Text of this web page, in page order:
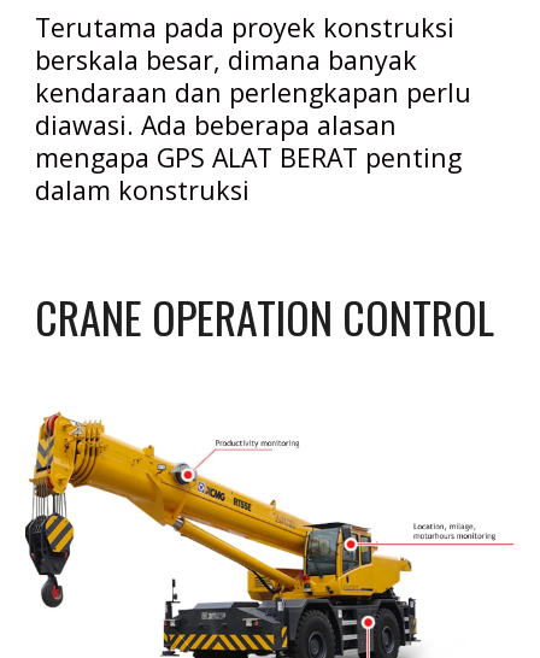
Terutama pada proyek konstruksi
berskala besar, dimana banyak
kendaraan dan perlengkapan perlu
diawasi. Ada beberapa alasan
mengapa GPS ALAT BERAT penting
dalam konstruksi
CRANE OPERATION CONTROL